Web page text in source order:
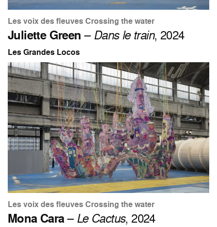
Les voix des fleuves Crossing the water
Juliette Green– Dans le train, 2024
Les Grandes Locos
Les voix des fleuves Crossing the water
Mona Cara– Le Cactus, 2024